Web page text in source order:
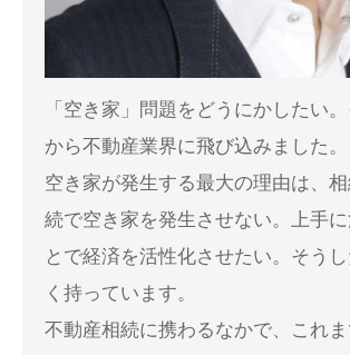
「空き家」問題をどうにかしたい
から不動産業界に飛び込みました。
空き家が発生する最大の理由は、
続で空き家を発生させない。上手
とで経済を活性化させたい。そう
く持っています。
不動産相続に携わるなかで、これ